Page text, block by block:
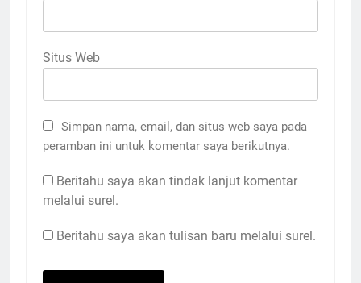
Situs Web
Simpan nama, email, dan situs web saya pada
peramban ini untuk komentar saya berikutnya.
Beritahu saya akan tindak lanjut komentar
melalui surel.
Beritahu saya akan tulisan baru melalui surel.